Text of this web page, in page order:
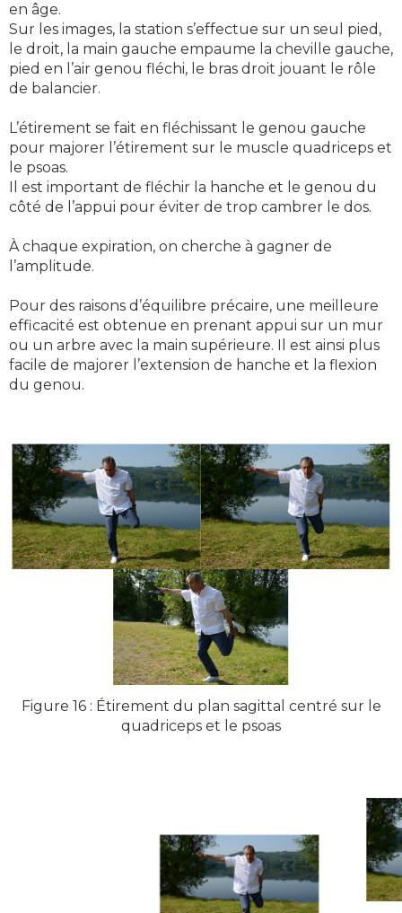
en âge.
Sur les images, la station s’effectue sur un seul pied,
le droit, la main gauche empaume la cheville gauche,
pied en l’air genou fléchi, le bras droit jouant le rôle
de balancier.
L’étirement se fait en fléchissant le genou gauche
pour majorer l’étirement sur le muscle quadriceps et
le psoas.
Il est important de fléchir la hanche et le genou du
côté de l’appui pour éviter de trop cambrer le dos.
À chaque expiration, on cherche à gagner de
l’amplitude.
Pour des raisons d’équilibre précaire, une meilleure
efficacité est obtenue en prenant appui sur un mur
ou un arbre avec la main supérieure. Il est ainsi plus
facile de majorer l’extension de hanche et la flexion
du genou.
Figure 16 : Étirement du plan sagittal centré sur le
quadriceps et le psoas